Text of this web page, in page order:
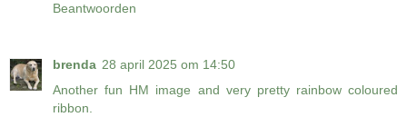
Beantwoorden
brenda 28 april 2025 om 14:50
Another fun HM image and very pretty rainbow coloured
ribbon.